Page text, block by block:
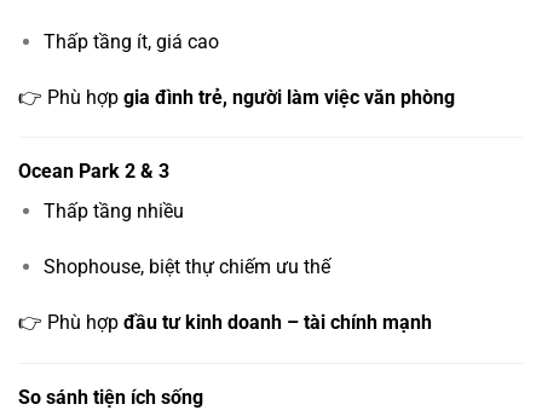
Thấp tầng ít, giá cao
👉 Phù hợp gia đình trẻ, người làm việc văn phòng
Ocean Park 2 & 3
Thấp tầng nhiều
Shophouse, biệt thự chiếm ưu thế
👉 Phù hợp đầu tư kinh doanh – tài chính mạnh
So sánh tiện ích sống